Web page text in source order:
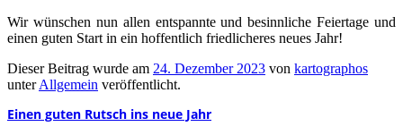
Wir wünschen nun allen entspannte und besinnliche Feiertage und
einen guten Start in ein hoffentlich friedlicheres neues Jahr!
Dieser Beitrag wurde am 24. Dezember 2023 von kartographos
unterAllgemein veröffentlicht.
Einen guten Rutsch ins neue Jahr